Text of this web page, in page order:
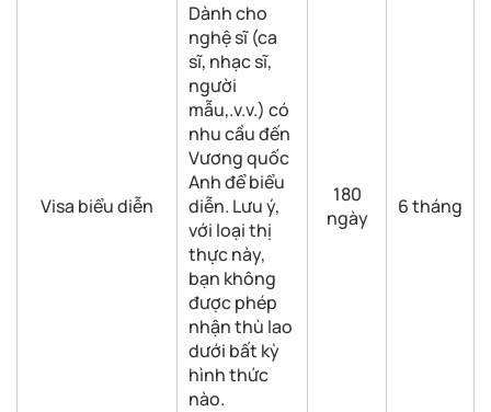
Visa biểu diễn
Dành cho
nghệ sĩ (ca
sĩ, nhạc sĩ,
người
mẫu,.v.v.) có
nhu cầu đến
Vương quốc
Anh để biểu
diễn. Lưu ý,
với loại thị
thực này,
bạn không
được phép
nhận thù lao
dưới bất kỳ
hình thức
nào.
180
ngày
6 tháng